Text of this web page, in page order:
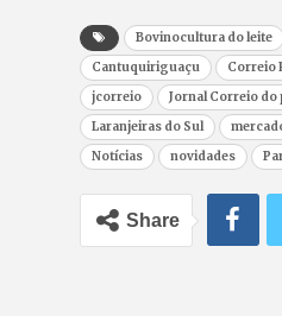
Bovinocultura do leite
Cantuquiriguaçu
Correio
jcorreio
Jornal Correio do
Laranjeiras do Sul
Notícias
novidades
Share